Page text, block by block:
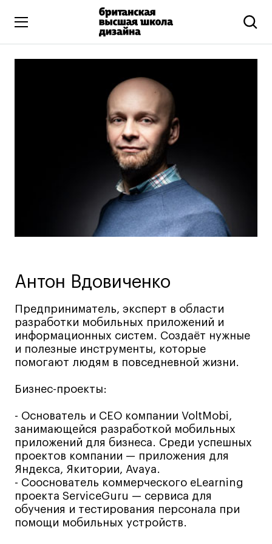
Высшее образование
Искусство и дизайн
Подготовительные курсы
Бизнес и маркетинг
Дополнительное образование
Коммуникационный и цифровой дизайн
Ювелирный дизайн
Фотография и видео
Промышленный и предметный дизайн
Дизайн и декорирование интерьера
Подготовительные курсы и творческое
Среднесрочные
ИЗО и Керамика
Ландшафтный дизайн
Все программы
Онлайн-программы
Антон Вдовиченко
Предприниматель, эксперт в области
разработки мобильных приложений и
информационных систем. Создаёт нужные
и полезные инструменты, которые
помогают людям в повседневной жизни.
Бизнес-проекты:
- Основатель и СЕО компании VoltMobi,
занимающейся разработкой мобильных
приложений для бизнеса. Среди успешных
проектов компании — приложения для
Яндекса, Якитории, Avaya.
- Сооснователь коммерческого eLearning
проекта ServiceGuru — сервиса для
обучения и тестирования персонала при
помощи мобильных устройств.